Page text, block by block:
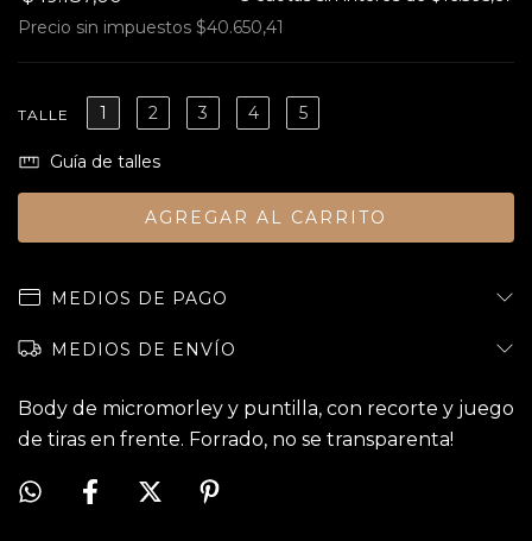
Precio sin impuestos $40.650,41
TALLE 1 2 3 4 5
Guía de talles
MEDIOS DE PAGO
MEDIOS DE ENVÍO
Body de micromorley y puntilla, con recorte y juego
de tiras en frente. Forrado, no se transparenta!